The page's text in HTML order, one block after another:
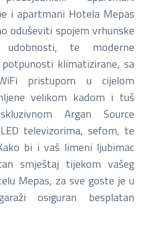
i apartmani Hotela Mepas
oduševiti spojem vrhunske
te moderne
klimatizirane, sa
pristupom u cijelom
velikom kadom i tuš
Argan Source
televizorima, sefom, te
bi i vaš limeni ljubimac
smještaj tijekom vašeg
Mepas, za sve goste je u
osiguran besplatan